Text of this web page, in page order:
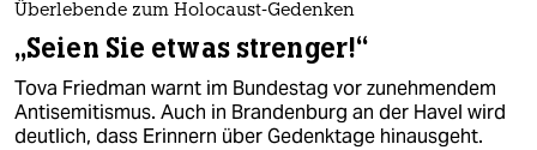
Überlebende zum Holocaust-Gedenken
„Seien Sie etwas strenger!“
Tova Friedman warnt im Bundestag vor zunehmendem
Antisemitismus. Auch in Brandenburg an der Havel wird
deutlich, dass Erinnern über Gedenktage hinausgeht.